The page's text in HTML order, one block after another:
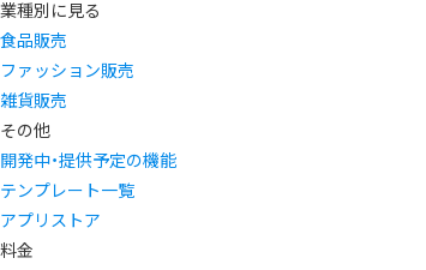
業種別に見る
食品販売
ファッション販売
雑貨販売
その他
開発中・提供予定の機能
テンプレート一覧
アプリストア
料金